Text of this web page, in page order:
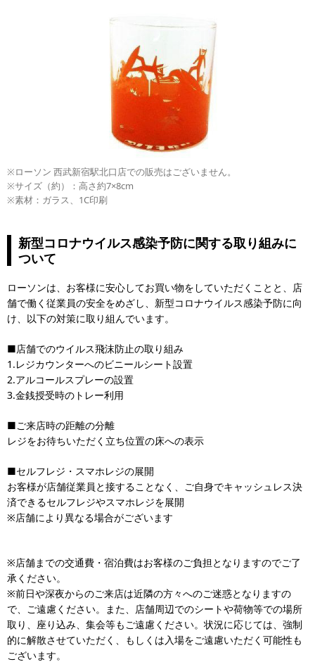
※ローソン 西武新宿駅北口店での販売はございません。
※サイズ（約）：高さ約7×8cm
※素材：ガラス、1C印刷
新型コロナウイルス感染予防に関する取り組みに
ついて
ローソンは、お客様に安心してお買い物をしていただくことと、店
舗で働く従業員の安全をめざし、新型コロナウイルス感染予防に向
け、以下の対策に取り組んでいます。
■店舗でのウイルス飛沫防止の取り組み
1.レジカウンターへのビニールシート設置
2.アルコールスプレーの設置
3.金銭授受時のトレー利用
■ご来店時の距離の分離
レジをお待ちいただく立ち位置の床への表示
■セルフレジ・スマホレジの展開
お客様が店舗従業員と接することなく、ご自身でキャッシュレス決
済できるセルフレジやスマホレジを展開
※店舗により異なる場合がございます
※店舗までの交通費・宿泊費はお客様のご負担となりますのでご了
承ください。
※前日や深夜からのご来店は近隣の方々へのご迷惑となりますの
で、ご遠慮ください。また、店舗周辺でのシートや荷物等での場所
取り、座り込み、集会等もご遠慮ください。状況に応じては、強制
的に解散させていただく、もしくは入場をご遠慮いただく可能性も
ございます。